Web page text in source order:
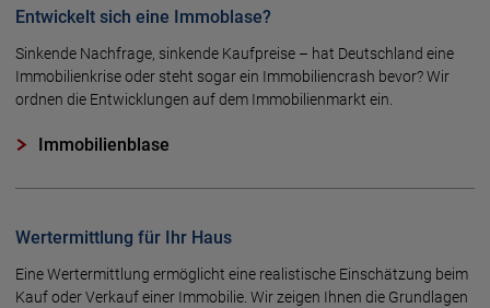
Entwickelt sich eine Immoblase?
Sinkende Nachfrage, sinkende Kaufpreise – hat Deutschland eine
Immo­bilien­krise oder steht sogar ein Immo­bilien­crash bevor? Wir
ordnen die Ent­wick­lungen auf dem Immo­bilien­markt ein.
Immobilienblase
Wertermittlung für Ihr Haus
Eine Wertermittlung ermöglicht eine realistische Einschätzung beim
Kauf oder Verkauf einer Immobilie. Wir zeigen Ihnen die Grundlagen